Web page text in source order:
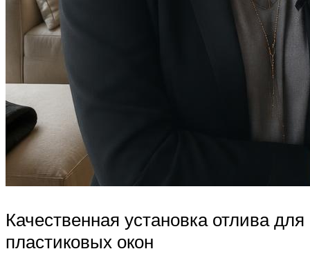
Качественная установка отлива для
пластиковых окон